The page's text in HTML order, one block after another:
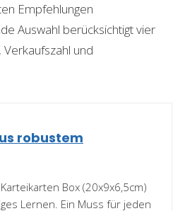
Empfehlungen
Auswahl berücksichtigt vier
und
robustem
Karteikarten Box (20x9x6,5cm)
Lernen. Ein Muss für jeden